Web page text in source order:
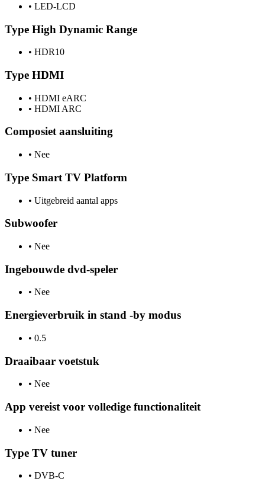
• LED-LCD
Type High Dynamic Range
• HDR10
Type HDMI
• HDMI eARC
• HDMI ARC
Composiet aansluiting
• Nee
Type Smart TV Platform
• Uitgebreid aantal apps
Subwoofer
• Nee
Ingebouwde dvd-speler
• Nee
Energieverbruik in stand -by modus
• 0.5
Draaibaar voetstuk
• Nee
App vereist voor volledige functionaliteit
• Nee
Type TV tuner
• DVB-C